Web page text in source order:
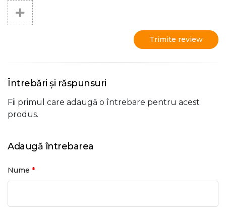
Trimite review
Întrebări și răspunsuri
Fii primul care adaugă o întrebare pentru acest
produs.
Adaugă întrebarea
Nume *